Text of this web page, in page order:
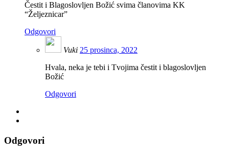
Čestit i Blagoslovljen Božić svima članovima KK
“Željeznicar”
Odgovori
Vuki 25 prosinca, 2022
Hvala, neka je tebi i Tvojima čestit i blagoslovljen
Božić
Odgovori
Odgovori